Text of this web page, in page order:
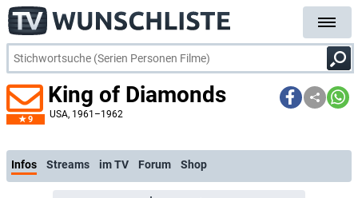
9
King of Diamonds
USA, 1961–1962
Infos Streams im TV Forum Shop